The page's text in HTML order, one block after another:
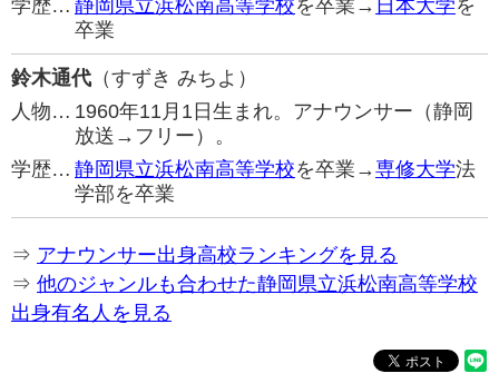
学歴… 静岡県立浜松南高等学校を卒業→ 日本大学を
卒業
鈴木通代 （すずき みちよ）
人物… 1960年11月1日生まれ。アナウンサー（静岡
放送→フリー）。
学歴… 静岡県立浜松南高等学校を卒業→専修大学法
学部を卒業
⇒ アナウンサー出身高校ランキングを見る
⇒ 他のジャンルも合わせた静岡県立浜松南高等学校
出身有名人を見る